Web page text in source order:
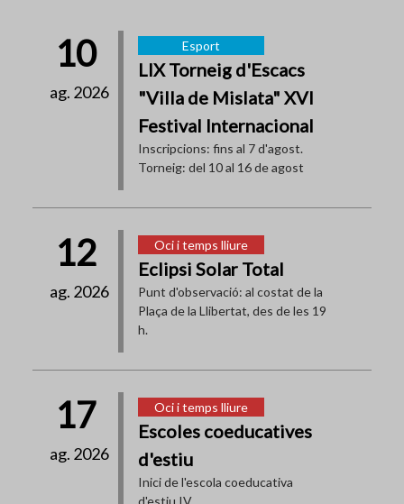
10
ag. 2026
Esport
LIX Torneig d'Escacs
"Villa de Mislata" XVI
Festival Internacional
Inscripcions: fins al 7 d'agost.
Torneig: del 10 al 16 de agost
12
ag. 2026
Oci i temps lliure
Eclipsi Solar Total
Punt d'observació: al costat de la
Plaça de la Llibertat, des de les 19
h.
17
ag. 2026
Oci i temps lliure
Escoles coeducatives
d'estiu
Inici de l'escola coeducativa